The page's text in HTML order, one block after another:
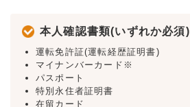
本人確認書類(いずれか必須)
運転免許証(運転経歴証明書)
マイナンバーカード※
パスポート
特別永住者証明書
在留カード